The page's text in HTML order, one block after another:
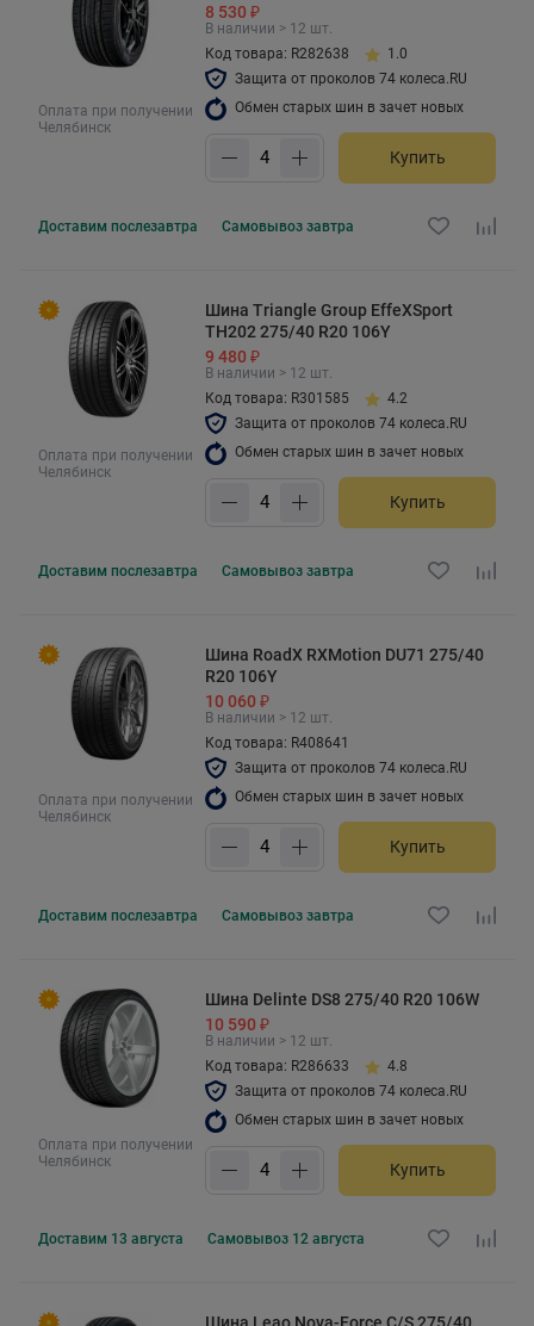
Оплата при получении
Челябинск
8 530 ₽
В наличии > 12 шт.
Код товара: R282638
1.0
Защита от проколов 74 колеса.RU
Обмен старых шин в зачет новых
Купить
Доставим послезавтра Самовывоз завтра
Оплата при получении
Челябинск
Шина Triangle Group EffeXSport
TH202 275/40 R20 106Y
9 480 ₽
В наличии > 12 шт.
Код товара: R301585
4.2
Защита от проколов 74 колеса.RU
Обмен старых шин в зачет новых
Купить
Доставим послезавтра Самовывоз завтра
Оплата при получении
Челябинск
Шина RoadX RXMotion DU71 275/40
R20 106Y
10 060 ₽
В наличии > 12 шт.
Код товара: R408641
Защита от проколов 74 колеса.RU
Обмен старых шин в зачет новых
Купить
Доставим послезавтра Самовывоз завтра
Оплата при получении
Челябинск
Шина Delinte DS8 275/40 R20 106W
10 590 ₽
В наличии > 12 шт.
Код товара: R286633
4.8
Защита от проколов 74 колеса.RU
Обмен старых шин в зачет новых
Купить
Доставим 13 августа Самовывоз 12 августа
Шина Leao Nova-Force C/S 275/40